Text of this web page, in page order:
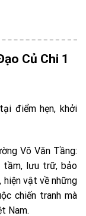
Củ Chi 1
điểm hẹn, khởi
Võ Văn Tầng:
tầm, lưu trữ, bảo
hiện vật về những
chiến tranh mà
Nam.